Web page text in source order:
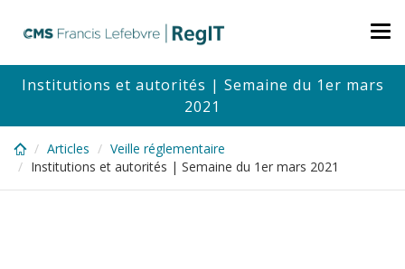
content
Institutions et autorités | Semaine du 1er mars
2021
Articles
Veille réglementaire
Institutions et autorités | Semaine du 1er mars 2021